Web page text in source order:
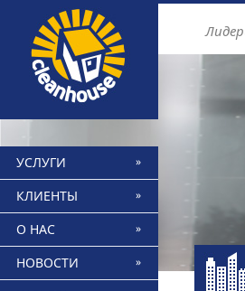
УСЛУГИ
КЛИЕНТЫ
О НАС
НОВОСТИ